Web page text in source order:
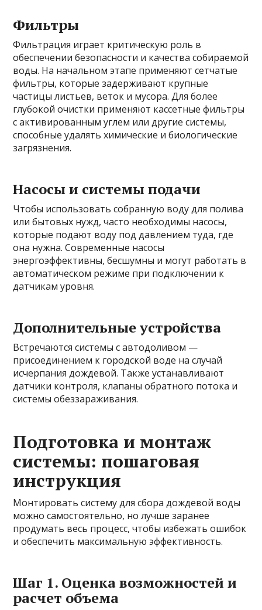
Фильтры
Фильтрация играет критическую роль в
обеспечении безопасности и качества собираемой
воды. На начальном этапе применяют сетчатые
фильтры, которые задерживают крупные
частицы листьев, веток и мусора. Для более
глубокой очистки применяют кассетные фильтры
с активированным углем или другие системы,
способные удалять химические и биологические
загрязнения.
Насосы и системы подачи
Чтобы использовать собранную воду для полива
или бытовых нужд, часто необходимы насосы,
которые подают воду под давлением туда, где
она нужна. Современные насосы
энергоэффективны, бесшумны и могут работать в
автоматическом режиме при подключении к
датчикам уровня.
Дополнительные устройства
Встречаются системы с автодоливом —
присоединением к городской воде на случай
исчерпания дождевой. Также устанавливают
датчики контроля, клапаны обратного потока и
системы обеззараживания.
Подготовка и монтаж
системы: пошаговая
инструкция
Монтировать систему для сбора дождевой воды
можно самостоятельно, но лучше заранее
продумать весь процесс, чтобы избежать ошибок
и обеспечить максимальную эффективность.
Шаг 1. Оценка возможностей и
расчет объема